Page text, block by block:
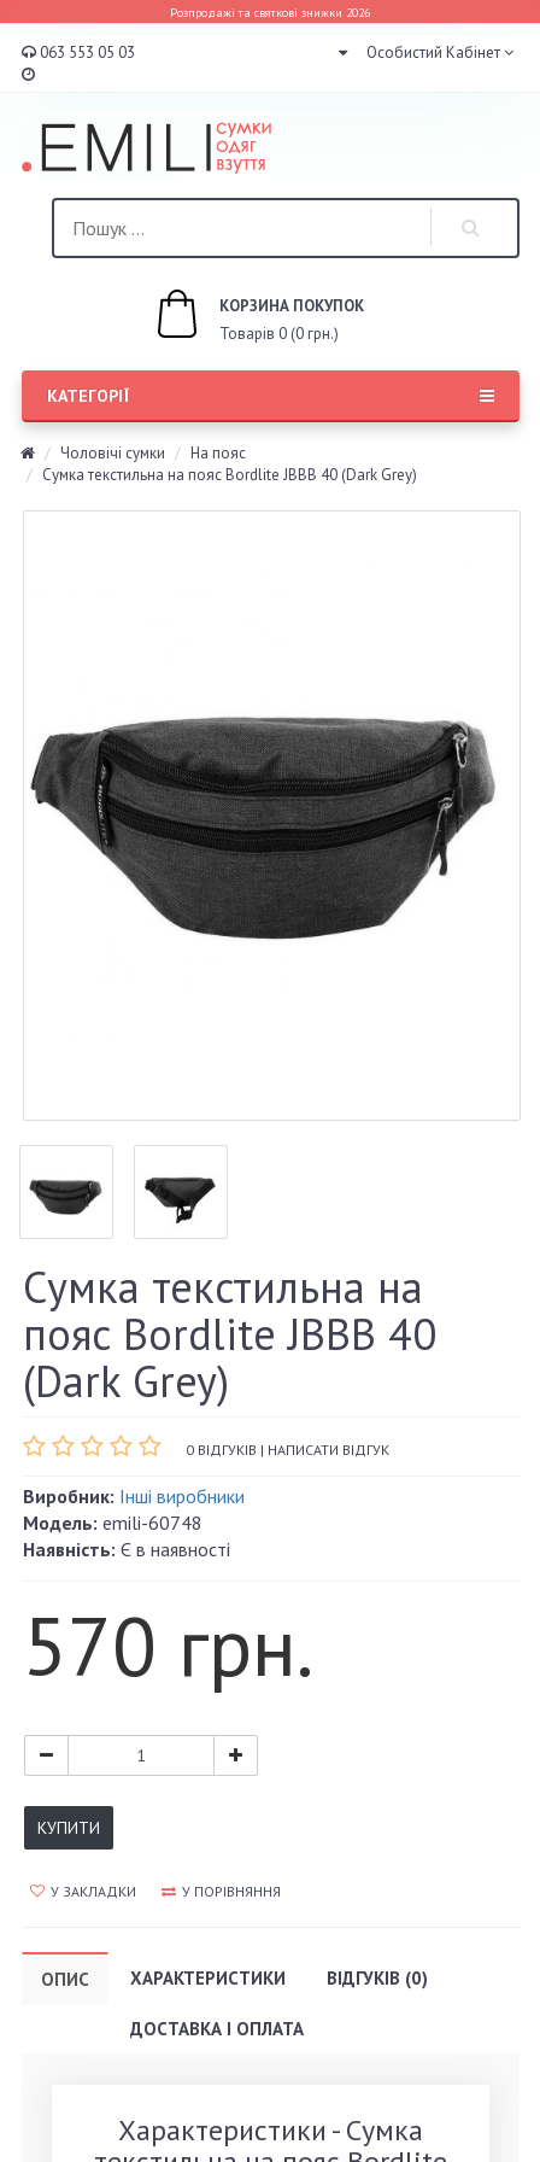
Розпродажі та святкові знижки 2026
063 553 05 03 Особистий Кабінет
КОРЗИНА ПОКУПОК
Товарів 0 (0 грн.)
КАТЕГОРІЇ
Чоловічі сумки
На пояс
Сумка текстильна на пояс Bordlite JBBB 40 (Dark Grey)
Сумка текстильна на
пояс Bordlite JBBB 40
(Dark Grey)
0 ВІДГУКІВ | НАПИСАТИ ВІДГУК
Виробник: Інші виробники
Модель: emili-60748
Наявність: Є в наявності
570 грн.
КУПИТИ
У ЗАКЛАДКИ У ПОРІВНЯННЯ
ОПИС ХАРАКТЕРИСТИКИ ВІДГУКІВ (0)
ДОСТАВКА І ОПЛАТА
Характеристики - Сумка